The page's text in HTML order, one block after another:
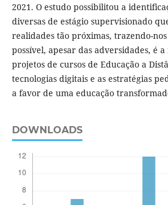
2021. O estudo possibilitou a
diversas de estágio supervisionado
realidades tão próximas, trazendo-
possível, apesar das adversidades, é
projetos de cursos de Educação a
tecnologias digitais e as estratégias
a favor de uma educação
DOWNLOADS